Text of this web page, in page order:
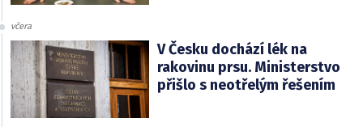
včera
V Česku dochází lék na
rakovinu prsu. Ministerstvo
přišlo s neotřelým řešením